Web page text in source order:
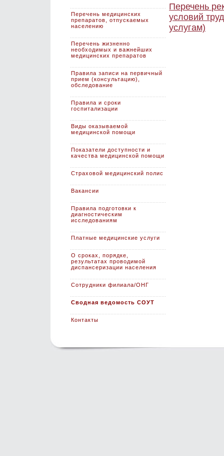
Перечень
условий
услугам)
Перечень медицинских
препаратов, отпускаемых
населению
Перечень жизненно
необходимых и важнейших
медицинских препаратов
Правила записи на первичный
прием (консультацию),
обследование
Правила и сроки
госпитализации
Виды оказываемой
медицинской помощи
Показатели доступности и
качества медицинской помощи
Страховой медицинский полис
Вакансии
Правила подготовки к
диагностическим
исследованиям
Платные медицинские услуги
О сроках, порядке,
результатах проводимой
диспансеризации населения
Сотрудники филиала/ОНГ
Сводная ведомость СОУТ
Контакты